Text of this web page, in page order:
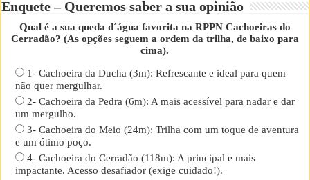
Enquete – Queremos saber a sua opinião
Qual é a sua queda d´água favorita na RPPN Cachoeiras do
Cerradão? (As opções seguem a ordem da trilha, de baixo para
cima).
1- Cachoeira da Ducha (3m): Refrescante e ideal para quem
não quer mergulhar.
2- Cachoeira da Pedra (6m): A mais acessível para nadar e dar
um mergulho.
3- Cachoeira do Meio (24m): Trilha com um toque de aventura
e um ótimo poço.
4- Cachoeira do Cerradão (118m): A principal e mais
impactante. Acesso desafiador (exige cuidado!).